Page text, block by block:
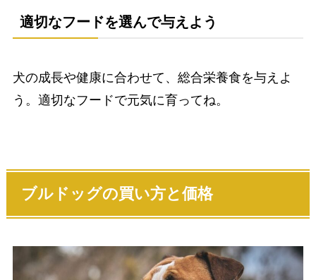
適切なフードを選んで与えよう
犬の成長や健康に合わせて、総合栄養食を与えよ
う。適切なフードで元気に育ってね。
ブルドッグの買い方と価格